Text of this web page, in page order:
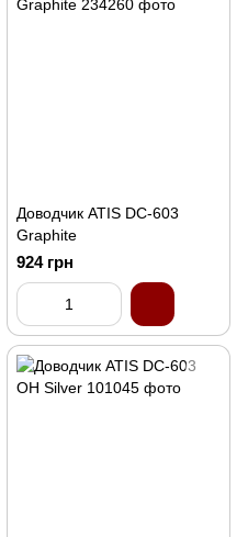
Доводчик ATIS DC-603
Graphite
924 грн